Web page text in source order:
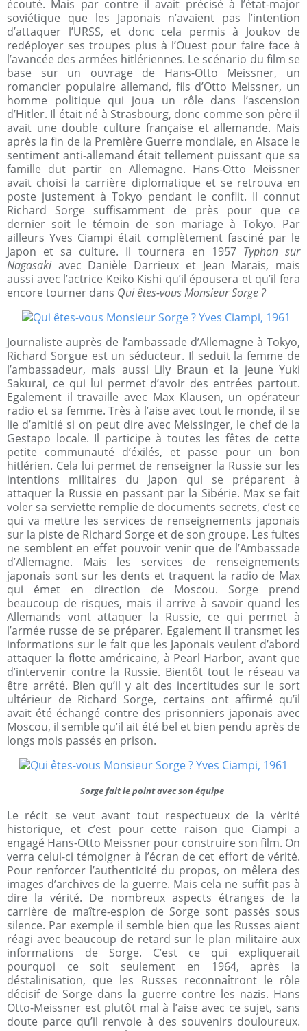
écouté. Mais par contre il avait précisé à l’état-major
soviétique que les Japonais n’avaient pas l’intention
d’attaquer l’URSS, et donc cela permis à Joukov de
redéployer ses troupes plus à l’Ouest pour faire face à
l’avancée des armées hitlériennes. Le scénario du film se
base sur un ouvrage de Hans-Otto Meissner, un
romancier populaire allemand, fils d’Otto Meissner, un
homme politique qui joua un rôle dans l’ascension
d’Hitler. Il était né à Strasbourg, donc comme son père il
avait une double culture française et allemande. Mais
après la fin de la Première Guerre mondiale, en Alsace le
sentiment anti-allemand était tellement puissant que sa
famille dut partir en Allemagne. Hans-Otto Meissner
avait choisi la carrière diplomatique et se retrouva en
poste justement à Tokyo pendant le conflit. Il connut
Richard Sorge suffisamment de près pour que ce
dernier soit le témoin de son mariage à Tokyo. Par
ailleurs Yves Ciampi était complètement fasciné par le
Japon et sa culture. Il tournera en 1957 Typhon sur
Nagasaki avec Danièle Darrieux et Jean Marais, mais
aussi avec l’actrice Keiko Kishi qu’il épousera et qu’il fera
encore tourner dans Qui êtes-vous Monsieur Sorge ?
Journaliste auprès de l’ambassade d’Allemagne à Tokyo,
Richard Sorgue est un séducteur. Il seduit la femme de
l’ambassadeur, mais aussi Lily Braun et la jeune Yuki
Sakurai, ce qui lui permet d’avoir des entrées partout.
Egalement il travaille avec Max Klausen, un opérateur
radio et sa femme. Très à l’aise avec tout le monde, il se
lie d’amitié si on peut dire avec Meissinger, le chef de la
Gestapo locale. Il participe à toutes les fêtes de cette
petite communauté d’éxilés, et passe pour un bon
hitlérien. Cela lui permet de renseigner la Russie sur les
intentions militaires du Japon qui se préparent à
attaquer la Russie en passant par la Sibérie. Max se fait
voler sa serviette remplie de documents secrets, c’est ce
qui va mettre les services de renseignements japonais
sur la piste de Richard Sorge et de son groupe. Les fuites
ne semblent en effet pouvoir venir que de l’Ambassade
d’Allemagne. Mais les services de renseignements
japonais sont sur les dents et traquent la radio de Max
qui émet en direction de Moscou. Sorge prend
beaucoup de risques, mais il arrive à savoir quand les
Allemands vont attaquer la Russie, ce qui permet à
l’armée russe de se préparer. Egalement il transmet les
informations sur le fait que les Japonais veulent d’abord
attaquer la flotte américaine, à Pearl Harbor, avant que
d’intervenir contre la Russie. Bientôt tout le réseau va
être arrêté. Bien qu’il y ait des incertitudes sur le sort
ultérieur de Richard Sorge, certains ont affirmé qu’il
avait été échangé contre des prisonniers japonais avec
Moscou, il semble qu’il ait été bel et bien pendu après de
longs mois passés en prison.
Sorge fait le point avec son équipe
Le récit se veut avant tout respectueux de la vérité
historique, et c’est pour cette raison que Ciampi a
engagé Hans-Otto Meissner pour construire son film. On
verra celui-ci témoigner à l’écran de cet effort de vérité.
Pour renforcer l’authenticité du propos, on mêlera des
images d’archives de la guerre. Mais cela ne suffit pas à
dire la vérité. De nombreux aspects étranges de la
carrière de maître-espion de Sorge sont passés sous
silence. Par exemple il semble bien que les Russes aient
réagi avec beaucoup de retard sur le plan militaire aux
informations de Sorge. C’est ce qui expliquerait
pourquoi ce soit seulement en 1964, après la
déstalinisation, que les Russes reconnaîtront le rôle
décisif de Sorge dans la guerre contre les nazis. Hans
Otto-Meissner est plutôt mal à l’aise avec ce sujet, sans
doute parce qu’il renvoie à des souvenirs douloureux.